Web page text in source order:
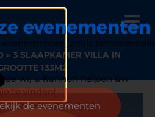
» 3 SLAAPKAMER VILLA IN
133M2
evenementen
evenementen, zoals
wij u kunnen helpen uw
te vinden!